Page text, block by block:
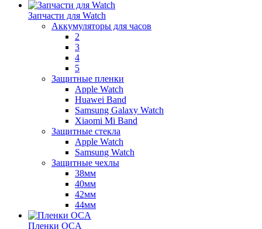
Запчасти для Watch
Аккумуляторы для часов
2
3
4
5
Защитные пленки
Apple Watch
Huawei Band
Samsung Galaxy Watch
Xiaomi Mi Band
Защитные стекла
Apple Watch
Samsung Watch
Защитные чехлы
38мм
40мм
42мм
44мм
Пленки OCA